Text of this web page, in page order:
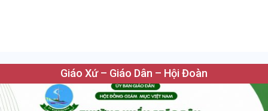
Giáo Xứ – Giáo Dân – Hội Đoàn